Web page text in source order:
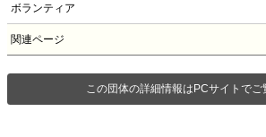
ボランティア
関連ページ
この団体の詳細情報はPCサイトでご